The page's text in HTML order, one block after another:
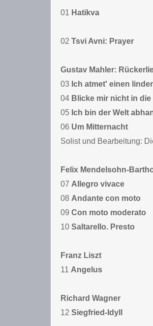
01 Hatikva
02 Tsvi Avni: Prayer
Gustav Mahler:
03 Ich atmet' einen
04 Blicke mir nicht in die
05 Ich bin der Welt
06 Um Mitternacht
Solist und Bearbeitung:
Felix Mendelsohn-
07 Allegro vivace
08 Andante con moto
09 Con moto moderato
10 Saltarello. Presto
Franz Liszt
11 Angelus
Richard Wagner
12 Siegfried-Idyll